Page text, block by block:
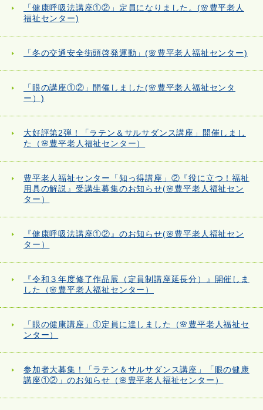
「健康呼吸法講座①②」定員になりました。(🌸豊平老人
福祉センター)
「冬の交通安全街頭啓発運動」(🌸豊平老人福祉センター)
「眼の講座①②」開催しました(🌸豊平老人福祉センタ
ー）)
大好評第2弾！「ラテン＆サルサダンス講座」開催しまし
た（🌸豊平老人福祉センター）
豊平老人福祉センター「知っ得講座」②『役に立つ！福祉
用具の解説』受講生募集のお知らせ(🌸豊平老人福祉セン
ター）
『健康呼吸法講座①②』のお知らせ(🌸豊平老人福祉セン
ター）
『令和３年度修了作品展（定員制講座延長分）』開催しま
した（🌸豊平老人福祉センター）
「眼の健康講座」①定員に達しました（🌸豊平老人福祉セ
ンター）
参加者大募集！「ラテン＆サルサダンス講座」「眼の健康
講座①②」のお知らせ（🌸豊平老人福祉センター）